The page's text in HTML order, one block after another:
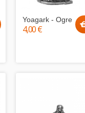
Yoagark - Ogre
4,00 €